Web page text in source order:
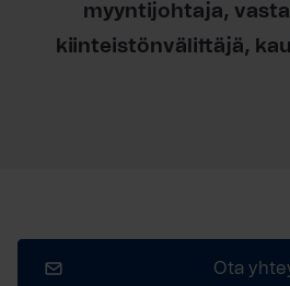
myyntijohtaja,
kiinteistönvälittäjä,
Ota